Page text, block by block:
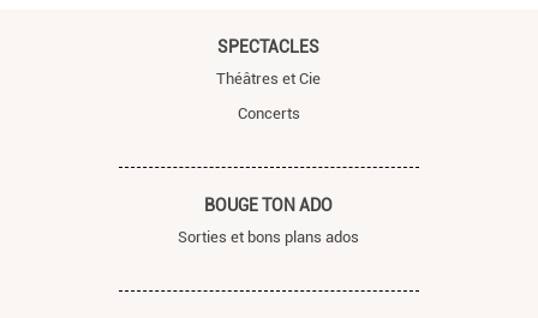
SPECTACLES
Théâtres et Cie
Concerts
BOUGE TON ADO
Sorties et bons plans ados